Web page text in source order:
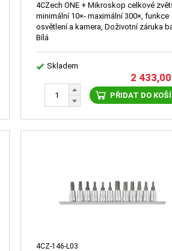
4CZech ONE + Mikroskop celkové
minimální 10×- maximální 300×, funkce
osvětlení a kamera, Doživotní záruka
Bílá
Skladem
2 433,00
PŘIDAT DO
4CZ-146-L03